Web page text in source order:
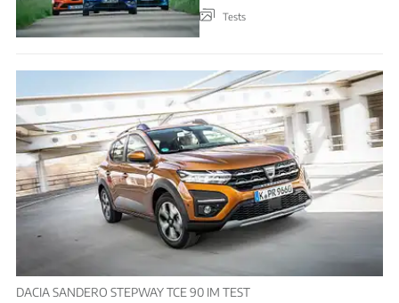
Tests
DACIA SANDERO STEPWAY TCE 90 IM TEST